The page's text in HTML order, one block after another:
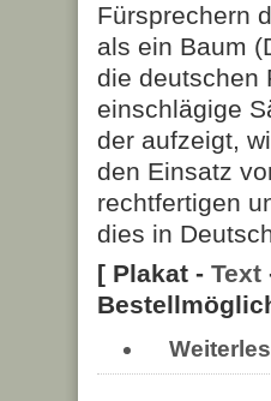
Fürsprechern
als ein Baum
die deutschen
einschlägige
der aufzeigt,
den Einsatz
rechtfertigen
dies in
[ Plakat - Text